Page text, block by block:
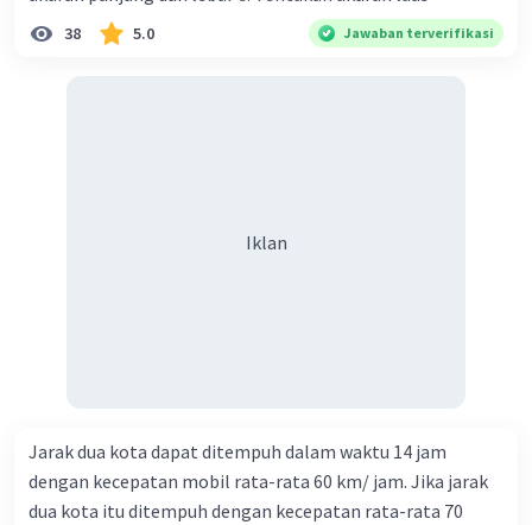
38 5.0 Jawaban terverifikasi
Iklan
Jarak dua kota dapat ditempuh dalam waktu 14 jam
dengan kecepatan mobil rata-rata 60 km/ jam. Jika jarak
dua kota itu ditempuh dengan kecepatan rata-rata 70